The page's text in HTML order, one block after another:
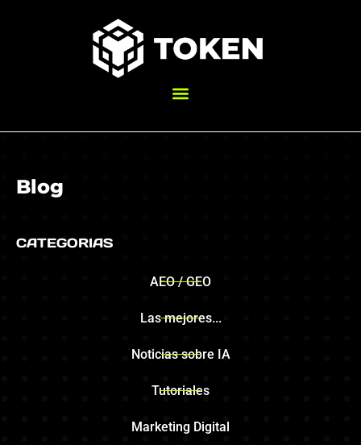
Blog
CATEGORIAS
AEO / GEO
Las mejores...
Noticias sobre IA
Tutoriales
Marketing Digital